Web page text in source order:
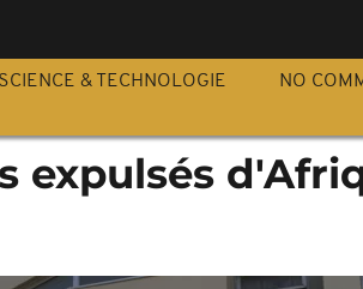
SCIENCE & TECHNOLOGIE NO
expulsés